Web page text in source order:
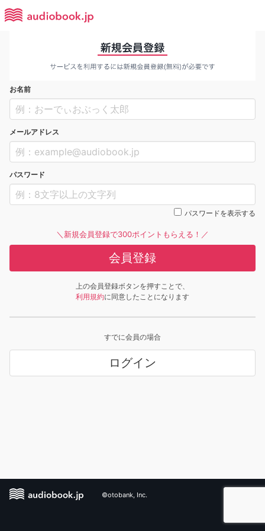
お名前
メールアドレス
パスワード
パスワードを表示する
＼新規会員登録で300ポイントもらえる！／
会員登録
上の会員登録ボタンを押すことで、
利用規約に同意したことになります
すでに会員の場合
ログイン
©otobank, Inc.